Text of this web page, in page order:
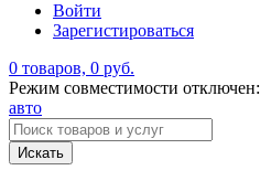
Войти
Зарегистироваться
0 товаров, 0 руб.
Режим совместимости отключен:
авто
Искать